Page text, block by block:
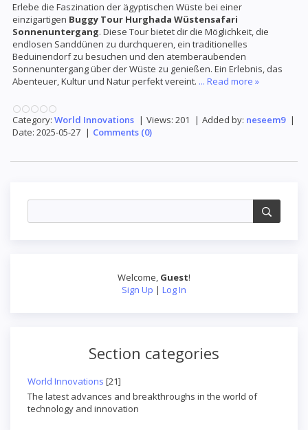
Welcome, Guest!
Sign Up | Log In
Section categories
World Innovations [21]
The latest advances and breakthroughs in the world of
technology and innovation
Erlebe die Faszination der ägyptischen Wüste bei einer
einzigartigen Buggy Tour Hurghada Wüstensafari
Sonnenuntergang. Diese Tour bietet dir die Möglichkeit, die
endlosen Sanddünen zu durchqueren, ein traditionelles
Beduinendorf zu besuchen und den atemberaubenden
Sonnenuntergang über der Wüste zu genießen. Ein Erlebnis, das
Abenteuer, Kultur und Natur perfekt vereint. ... Read more »
Category: World Innovations | Views: 201 | Added by: neseem9 |
Date: 2025-05-27 | Comments (0)